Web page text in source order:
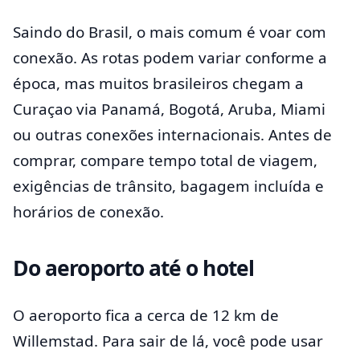
Saindo do Brasil, o mais comum é voar com
conexão. As rotas podem variar conforme a
época, mas muitos brasileiros chegam a
Curaçao via Panamá, Bogotá, Aruba, Miami
ou outras conexões internacionais. Antes de
comprar, compare tempo total de viagem,
exigências de trânsito, bagagem incluída e
horários de conexão.
Do aeroporto até o hotel
O aeroporto fica a cerca de 12 km de
Willemstad. Para sair de lá, você pode usar